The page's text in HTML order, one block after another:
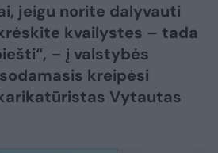
jeigu norite dalyvauti
kvailystes – tada
– į valstybės
kreipėsi
Vytautas